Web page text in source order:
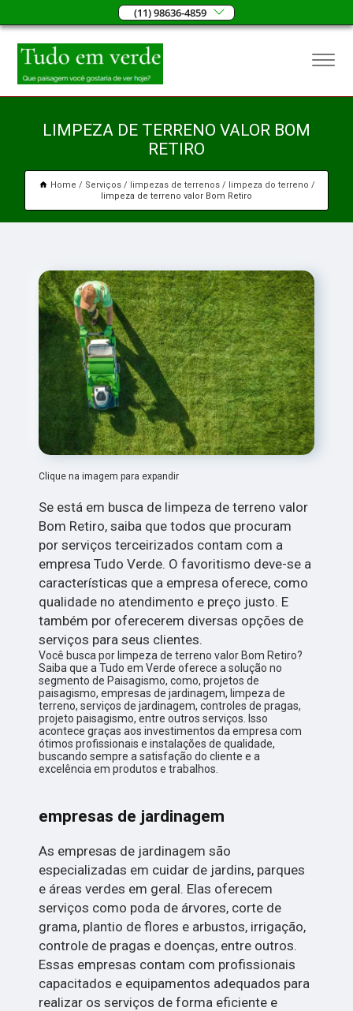
(11) 98636-4859
LIMPEZA DE TERRENO VALOR BOM
RETIRO
Home Serviços limpezas de terrenos
limpeza do terreno
limpeza de terreno valor Bom Retiro
Clique na imagem para expandir
Se está em busca de limpeza de terreno valor
Bom Retiro, saiba que todos que procuram
por serviços terceirizados contam com a
empresa Tudo Verde. O favoritismo deve-se a
características que a empresa oferece, como
qualidade no atendimento e preço justo. E
também por oferecerem diversas opções de
serviços para seus clientes.
Você busca por limpeza de terreno valor Bom Retiro?
Saiba que a Tudo em Verde oferece a solução no
segmento de Paisagismo, como, projetos de
paisagismo, empresas de jardinagem, limpeza de
terreno, serviços de jardinagem, controles de pragas,
projeto paisagismo, entre outros serviços. Isso
acontece graças aos investimentos da empresa com
ótimos profissionais e instalações de qualidade,
buscando sempre a satisfação do cliente e a
excelência em produtos e trabalhos.
empresas de jardinagem
As empresas de jardinagem são
especializadas em cuidar de jardins, parques
e áreas verdes em geral. Elas oferecem
serviços como poda de árvores, corte de
grama, plantio de flores e arbustos, irrigação,
controle de pragas e doenças, entre outros.
Essas empresas contam com profissionais
capacitados e equipamentos adequados para
realizar os serviços de forma eficiente e